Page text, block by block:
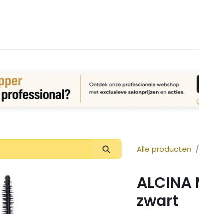
Alle producten
zwart